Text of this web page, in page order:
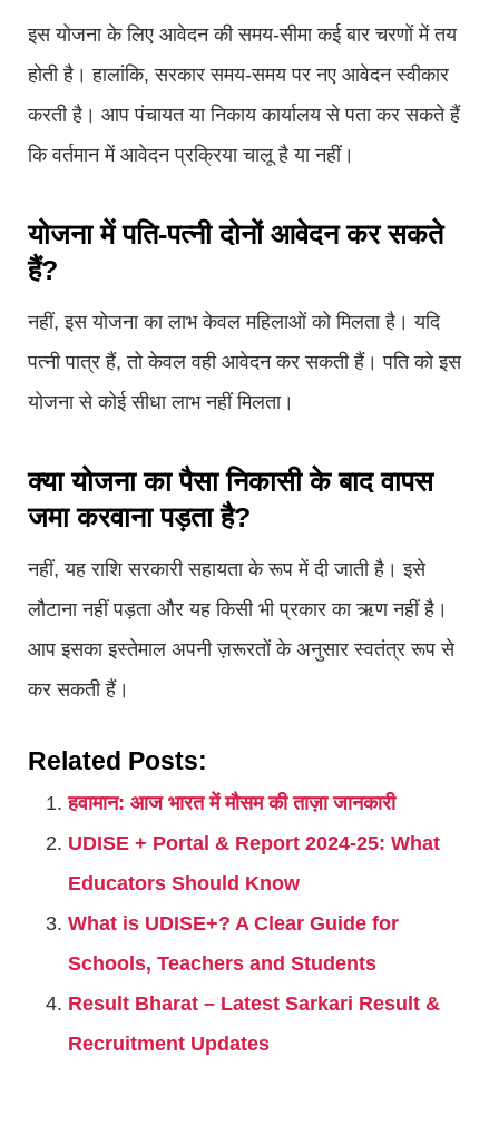
इस योजना के लिए आवेदन की समय-सीमा कई बार चरणों में तय
होती है। हालांकि, सरकार समय-समय पर नए आवेदन स्वीकार
करती है। आप पंचायत या निकाय कार्यालय से पता कर सकते हैं
कि वर्तमान में आवेदन प्रक्रिया चालू है या नहीं।
योजना में पति-पत्नी दोनों आवेदन कर सकते
हैं?
नहीं, इस योजना का लाभ केवल महिलाओं को मिलता है। यदि
पत्नी पात्र हैं, तो केवल वही आवेदन कर सकती हैं। पति को इस
योजना से कोई सीधा लाभ नहीं मिलता।
क्या योजना का पैसा निकासी के बाद वापस
जमा करवाना पड़ता है?
नहीं, यह राशि सरकारी सहायता के रूप में दी जाती है। इसे
लौटाना नहीं पड़ता और यह किसी भी प्रकार का ऋण नहीं है।
आप इसका इस्तेमाल अपनी ज़रूरतों के अनुसार स्वतंत्र रूप से
कर सकती हैं।
Related Posts:
हवामान: आज भारत में मौसम की ताज़ा जानकारी
UDISE + Portal & Report 2024-25: What
Educators Should Know
What is UDISE+? A Clear Guide for
Schools, Teachers and Students
Result Bharat – Latest Sarkari Result &
Recruitment Updates